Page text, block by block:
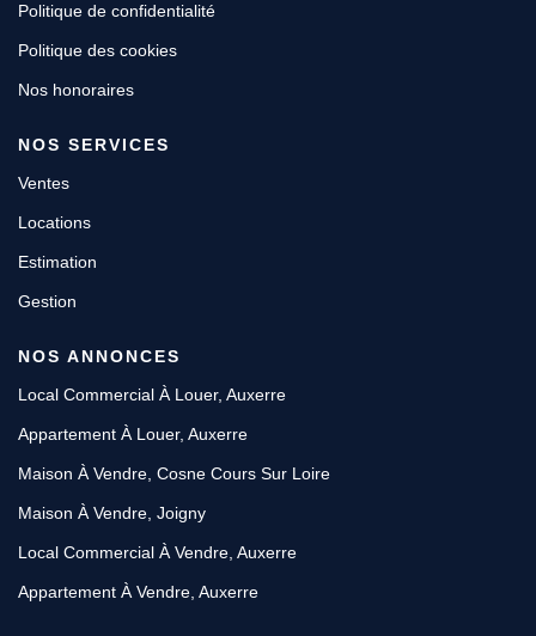
Politique de confidentialité
Politique des cookies
Nos honoraires
NOS SERVICES
Ventes
Locations
Estimation
Gestion
NOS ANNONCES
Local Commercial À Louer, Auxerre
Appartement À Louer, Auxerre
Maison À Vendre, Cosne Cours Sur Loire
Maison À Vendre, Joigny
Local Commercial À Vendre, Auxerre
Appartement À Vendre, Auxerre